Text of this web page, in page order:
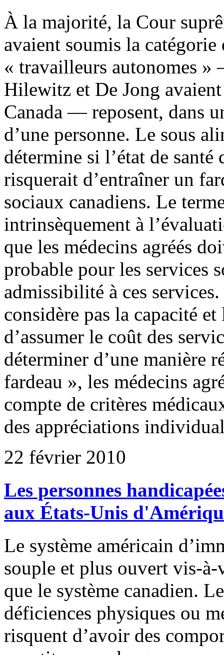
À la majorité, la Cour
avaient soumis la catégorie
« travailleurs autonomes
Hilewitz et De Jong
Canada — reposent, dans
d’une personne. Le sous
détermine si l’état de
risquerait d’entraîner un
sociaux canadiens. Le
intrinsèquement à
que les médecins agréés
probable pour les services
admissibilité à ces
considère pas la capacité
d’assumer le coût des
déterminer d’une manière
fardeau », les médecins
compte de critères
des appréciations
22 février 2010
Les personnes
aux États-Unis
Le système américain
souple et plus ouvert vis-à-
que le système canadien.
déficiences physiques ou
risquent d’avoir des